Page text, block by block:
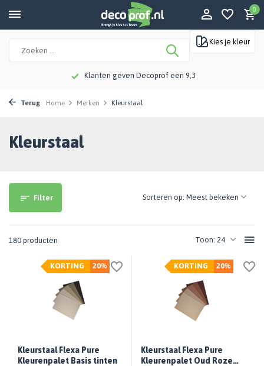
0
Kies je kleur
Klanten geven Decoprof een 9,3
Terug Home Merken Kleurstaal
Kleurstaal
Filter
180 producten Toon:
Sorteren op:
20%
KORTING
Kleurstaal Flexa Pure
Kleurenpalet Basis tinten
20%
KORTING
Kleurstaal Flexa Pure
Kleurenpalet Oud Roze